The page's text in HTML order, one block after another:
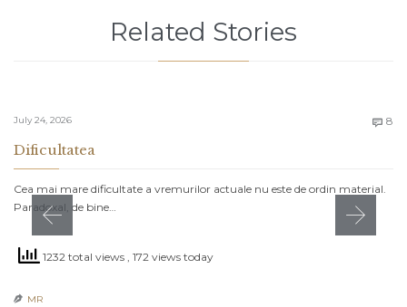
Related Stories
July 24, 2026  8
Dificultatea
Cea mai mare dificultate a vremurilor actuale nu este de ordin material.
Paradoxal, de bine…
1232 total views , 172 views today
 MR